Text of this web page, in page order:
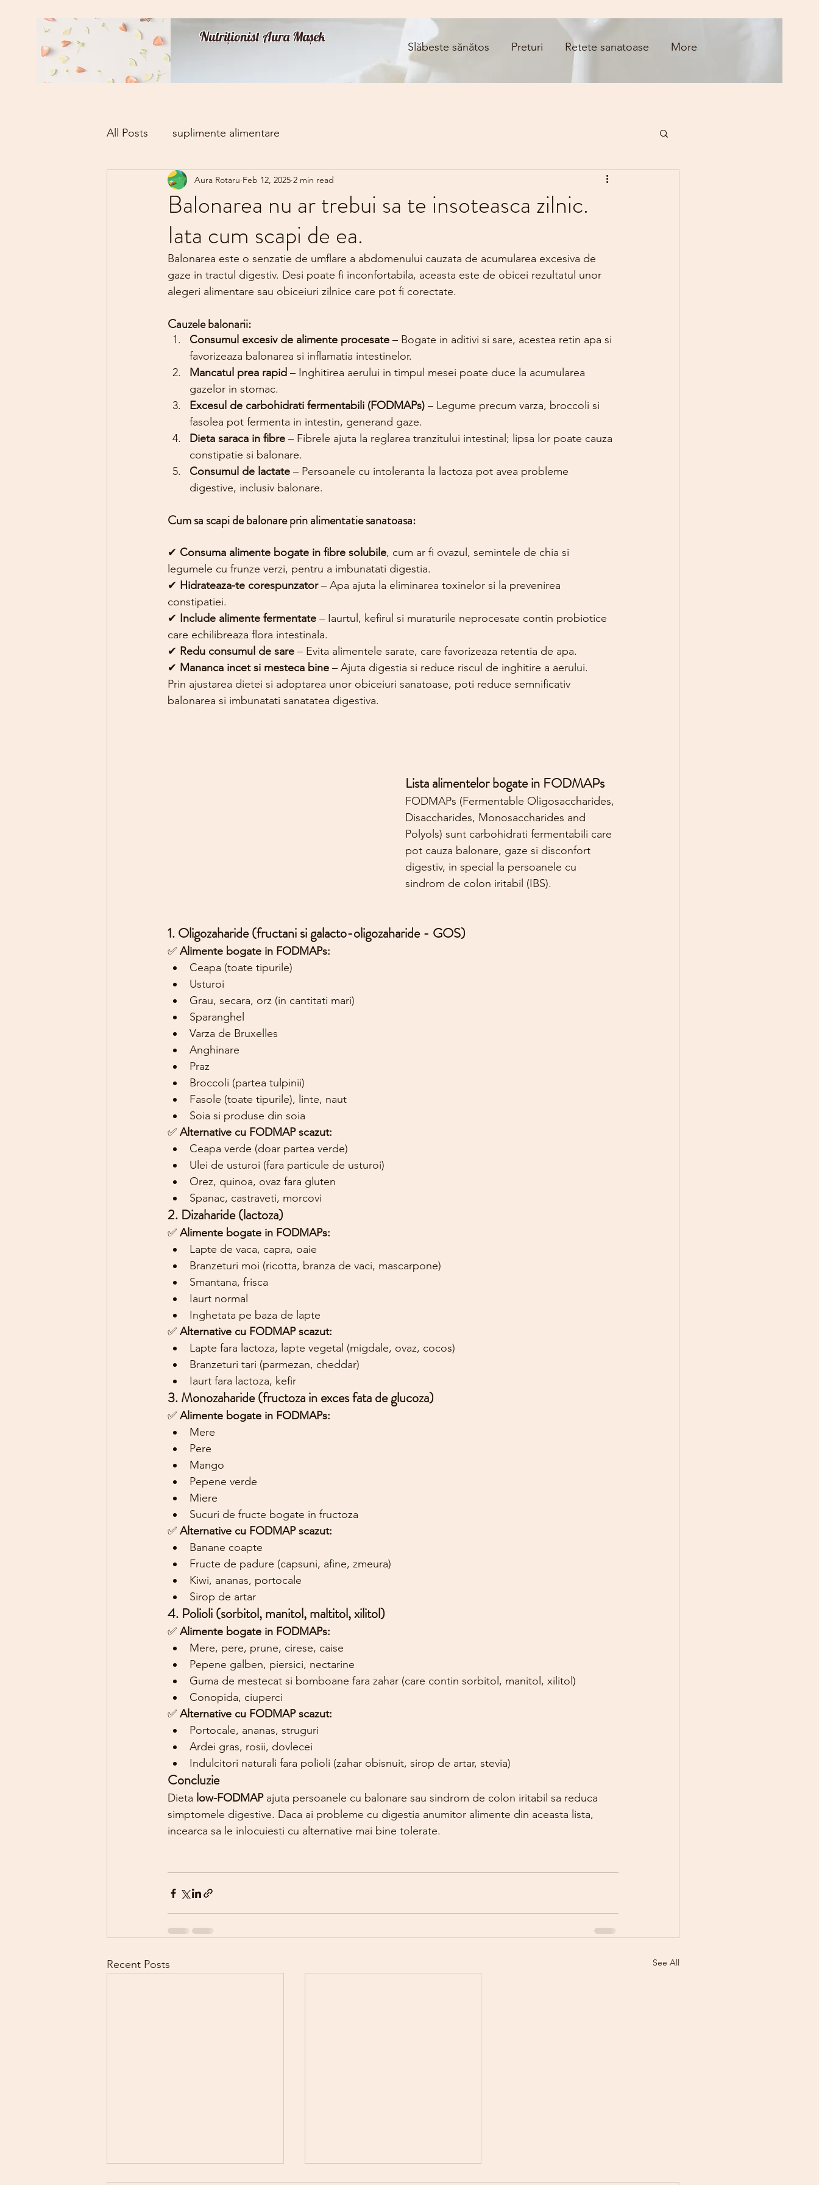
Nutriționist Aura Mașek
Slăbeste sănătos Preturi Retete sanatoase More
All Posts suplimente alimentare
Balonarea nu ar trebui sa te insoteasca zilnic.
Iata cum scapi de ea.
Aura Rotaru Feb 12, 2025 2 min read
Balonarea este o senzatie de umflare a abdomenului cauzata de acumularea excesiva de
gaze in tractul digestiv. Desi poate fi inconfortabila, aceasta este de obicei rezultatul unor
alegeri alimentare sau obiceiuri zilnice care pot fi corectate.
Cauzele balonarii:
Consumul excesiv de alimente procesate – Bogate in aditivi si sare, acestea retin apa si
favorizeaza balonarea si inflamatia intestinelor.
Mancatul prea rapid – Inghitirea aerului in timpul mesei poate duce la acumularea
gazelor in stomac.
Excesul de carbohidrati fermentabili (FODMAPs) – Legume precum varza, broccoli si
fasolea pot fermenta in intestin, generand gaze.
Dieta saraca in fibre – Fibrele ajuta la reglarea tranzitului intestinal; lipsa lor poate cauza
constipatie si balonare.
Consumul de lactate – Persoanele cu intoleranta la lactoza pot avea probleme
digestive, inclusiv balonare.
Cum sa scapi de balonare prin alimentatie sanatoasa:
✔ Consuma alimente bogate in fibre solubile, cum ar fi ovazul, semintele de chia si
legumele cu frunze verzi, pentru a imbunatati digestia.
✔ Hidrateaza-te corespunzator – Apa ajuta la eliminarea toxinelor si la prevenirea
constipatiei.
✔ Include alimente fermentate – Iaurtul, kefirul si muraturile neprocesate contin probiotice
care echilibreaza flora intestinala.
✔ Redu consumul de sare – Evita alimentele sarate, care favorizeaza retentia de apa.
✔ Mananca incet si mesteca bine – Ajuta digestia si reduce riscul de inghitire a aerului.
Prin ajustarea dietei si adoptarea unor obiceiuri sanatoase, poti reduce semnificativ
balonarea si imbunatati sanatatea digestiva.
Lista alimentelor bogate in FODMAPs
FODMAPs (Fermentable Oligosaccharides,
Disaccharides, Monosaccharides and
Polyols) sunt carbohidrati fermentabili care
pot cauza balonare, gaze si disconfort
digestiv, in special la persoanele cu
sindrom de colon iritabil (IBS).
1. Oligozaharide (fructani si galacto-oligozaharide - GOS)
✅ Alimente bogate in FODMAPs:
Ceapa (toate tipurile)
Usturoi
Grau, secara, orz (in cantitati mari)
Sparanghel
Varza de Bruxelles
Anghinare
Praz
Broccoli (partea tulpinii)
Fasole (toate tipurile), linte, naut
Soia si produse din soia
✅ Alternative cu FODMAP scazut:
Ceapa verde (doar partea verde)
Ulei de usturoi (fara particule de usturoi)
Orez, quinoa, ovaz fara gluten
Spanac, castraveti, morcovi
2. Dizaharide (lactoza)
✅ Alimente bogate in FODMAPs:
Lapte de vaca, capra, oaie
Branzeturi moi (ricotta, branza de vaci, mascarpone)
Smantana, frisca
Iaurt normal
Inghetata pe baza de lapte
✅ Alternative cu FODMAP scazut:
Lapte fara lactoza, lapte vegetal (migdale, ovaz, cocos)
Branzeturi tari (parmezan, cheddar)
Iaurt fara lactoza, kefir
3. Monozaharide (fructoza in exces fata de glucoza)
✅ Alimente bogate in FODMAPs:
Mere
Pere
Mango
Pepene verde
Miere
Sucuri de fructe bogate in fructoza
✅ Alternative cu FODMAP scazut:
Banane coapte
Fructe de padure (capsuni, afine, zmeura)
Kiwi, ananas, portocale
Sirop de artar
4. Polioli (sorbitol, manitol, maltitol, xilitol)
✅ Alimente bogate in FODMAPs:
Mere, pere, prune, cirese, caise
Pepene galben, piersici, nectarine
Guma de mestecat si bomboane fara zahar (care contin sorbitol, manitol, xilitol)
Conopida, ciuperci
✅ Alternative cu FODMAP scazut:
Portocale, ananas, struguri
Ardei gras, rosii, dovlecei
Indulcitori naturali fara polioli (zahar obisnuit, sirop de artar, stevia)
Concluzie
Dieta low-FODMAP ajuta persoanele cu balonare sau sindrom de colon iritabil sa reduca
simptomele digestive. Daca ai probleme cu digestia anumitor alimente din aceasta lista,
incearca sa le inlocuiesti cu alternative mai bine tolerate.
Recent Posts See All